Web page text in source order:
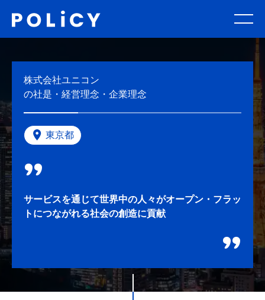
株式会社ユニコン
の社是・経営理念・企業理念
東京都
サービスを通じて世界中の人々がオープン・フラッ
トにつながれる社会の創造に貢献